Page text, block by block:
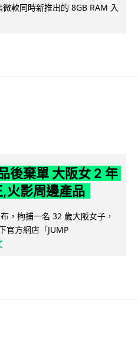
軟同時新推出的 8GB RAM 入
後棄單 大阪女 2 年
火影周邊產品
，拘捕一名 32 歲大阪女子，
官方網店「JUMP